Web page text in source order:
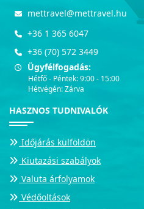
mettravel@mettravel.hu
+36 1 365 6047
+36 (70) 572 3449
Ügyfélfogadás:
Hétfő - Péntek: 9:00 - 15:00
Hétvégén: Zárva
HASZNOS TUDNIVALÓK
Időjárás külföldön
Kiutazási szabályok
Valuta árfolyamok
Védőoltások